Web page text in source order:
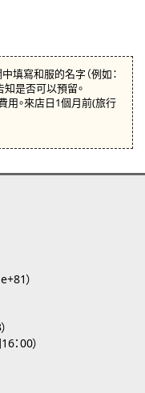
填寫和服的名字（例如：
是否可以預留。
用。來店日1個月前(旅行
）
：00）